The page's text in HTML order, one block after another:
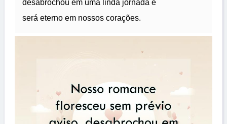
desabrochou em uma linda jornada e
será eterno em nossos corações.